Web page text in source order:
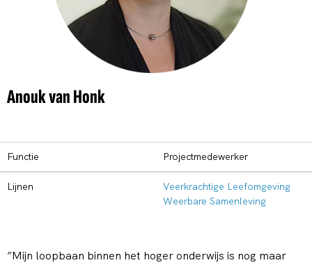
Anouk van Honk
Functie Projectmedewerker
Lijnen
Veerkrachtige Leefomgeving
Weerbare Samenleving
”Mijn loopbaan binnen het hoger onderwijs is nog maar